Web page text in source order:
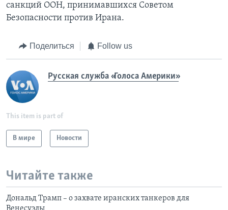
санкций ООН, принимавшихся Советом
Безопасности против Ирана.
Поделиться Follow us
Русская служба «Голоса Америки»
This item is part of
В мире Новости
Читайте также
Дональд Трамп – о захвате иранских танкеров для